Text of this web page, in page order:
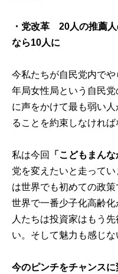
・党改革 20人の推薦
なら10人に
今私たちが自民党内で
年局女性局という自民
に声をかけて最も弱い
ることを約束しなければ
私は今回 「こどもまんな
党を変えたいと走って
は世界でも初めての政
世界で一番少子化高齢
人たちは投資家はもう
い。そして魅力も感じな
今のピンチをチャンス